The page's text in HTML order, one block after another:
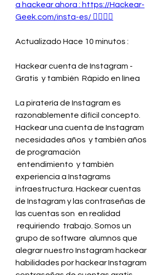
a hackear ahora : https://Hackear-
Geek.com/insta-es/ 👈🏻👈🏻
Actualizado Hace 10 minutos :
Hackear cuenta de Instagram -
Gratis  y también  Rápido en línea
La piratería de Instagram es
razonablemente difícil concepto.
Hackear una cuenta de Instagram
necesidades años  y también años
de programación
experiencia a Instagrams
infraestructura. Hackear cuentas
de Instagram y las contraseñas de
las cuentas son  en realidad
grupo de software  alumnos que
alegrar nuestro Instagram hackear
habilidades por hackear Instagram